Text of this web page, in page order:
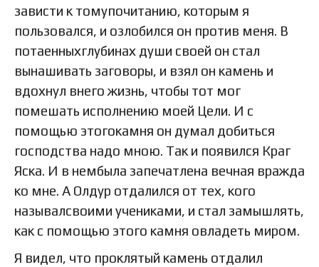
зависти к томупочитанию, которым я
пользовался, и озлобился он против меня. В
потаенныхглубинах души своей он стал
вынашивать заговоры, и взял он камень и
вдохнул внего жизнь, чтобы тот мог
помешать исполнению моей Цели. И с
помощью этогокамня он думал добиться
господства надо мною. Так и появился Краг
Яска. И в нембыла запечатлена вечная вражда
ко мне. А Олдур отдалился от тех, кого
называлсвоими учениками, и стал замышлять,
как с помощью этого камня овладеть миром.
Я видел, что проклятый камень отдалил